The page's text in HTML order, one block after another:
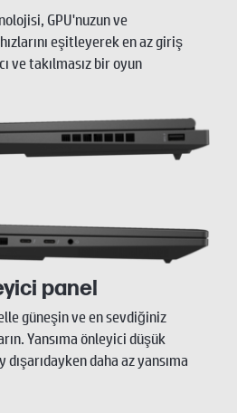
GPU'nuzun ve
eşitleyerek en az giriş
ve takılmasız bir oyun
panel
güneşin ve en sevdiğiniz
Yansıma önleyici düşük
daha az yansıma